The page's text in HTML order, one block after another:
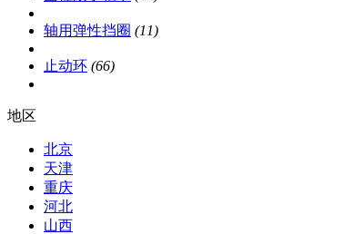
轴用弹性挡圈 (11)
止动环 (66)
地区
北京
天津
重庆
河北
山西